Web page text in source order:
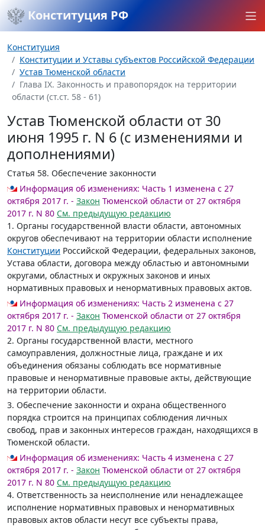
Конституция РФ
Конституция
Конституции и Уставы субъектов Российской Федерации
Устав Тюменской области
Глава IX. Законность и правопорядок на территории
области (ст.ст. 58 - 61)
Устав Тюменской области от 30
июня 1995 г. N 6 (с изменениями и
дополнениями)
Статья 58. Обеспечение законности
Информация об изменениях: Часть 1 изменена с 27
октября 2017 г. - Закон Тюменской области от 27 октября
2017 г. N 80 См. предыдущую редакцию
1. Органы государственной власти области, автономных
округов обеспечивают на территории области исполнение
Конституции Российской Федерации, федеральных законов,
Устава области, договора между областью и автономными
округами, областных и окружных законов и иных
нормативных правовых и ненормативных правовых актов.
Информация об изменениях: Часть 2 изменена с 27
октября 2017 г. - Закон Тюменской области от 27 октября
2017 г. N 80 См. предыдущую редакцию
2. Органы государственной власти, местного
самоуправления, должностные лица, граждане и их
объединения обязаны соблюдать все нормативные
правовые и ненормативные правовые акты, действующие
на территории области.
3. Обеспечение законности и охрана общественного
порядка строится на принципах соблюдения личных
свобод, прав и законных интересов граждан, находящихся в
Тюменской области.
Информация об изменениях: Часть 4 изменена с 27
октября 2017 г. - Закон Тюменской области от 27 октября
2017 г. N 80 См. предыдущую редакцию
4. Ответственность за неисполнение или ненадлежащее
исполнение нормативных правовых и ненормативных
правовых актов области несут все субъекты права,